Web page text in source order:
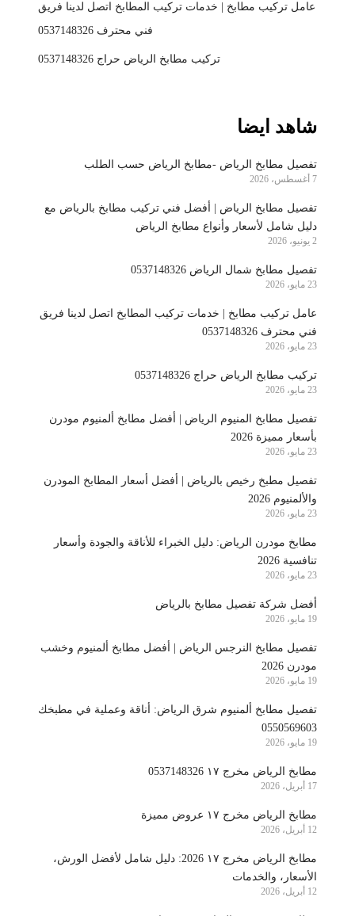
عامل تركيب مطابخ | خدمات تركيب المطابخ اتصل لدينا فريق
فني محترف 0537148326
تركيب مطابخ الرياض حراج 0537148326
شاهد ايضا
تفصيل مطابخ الرياض -مطابخ الرياض حسب الطلب
7 أغسطس، 2026
تفصيل مطابخ الرياض | أفضل فني تركيب مطابخ بالرياض مع
دليل شامل لأسعار وأنواع مطابخ الرياض
2 يونيو، 2026
تفصيل مطابخ شمال الرياض 0537148326
23 مايو، 2026
عامل تركيب مطابخ | خدمات تركيب المطابخ اتصل لدينا فريق
فني محترف 0537148326
23 مايو، 2026
تركيب مطابخ الرياض حراج 0537148326
23 مايو، 2026
تفصيل مطابخ المنيوم الرياض | أفضل مطابخ ألمنيوم مودرن
بأسعار مميزة 2026
23 مايو، 2026
تفصيل مطبخ رخيص بالرياض | أفضل أسعار المطابخ المودرن
والألمنيوم 2026
23 مايو، 2026
مطابخ مودرن الرياض: دليل الخبراء للأناقة والجودة وأسعار
تنافسية 2026
23 مايو، 2026
أفضل شركة تفصيل مطابخ بالرياض
19 مايو، 2026
تفصيل مطابخ النرجس الرياض | أفضل مطابخ ألمنيوم وخشب
مودرن 2026
19 مايو، 2026
تفصيل مطابخ ألمنيوم شرق الرياض: أناقة وعملية في مطبخك
0550569603
19 مايو، 2026
مطابخ الرياض مخرج ١٧ 0537148326
17 أبريل، 2026
مطابخ الرياض مخرج ١٧ عروض مميزة
12 أبريل، 2026
مطابخ الرياض مخرج ١٧ 2026: دليل شامل لأفضل الورش،
الأسعار، والخدمات
12 أبريل، 2026